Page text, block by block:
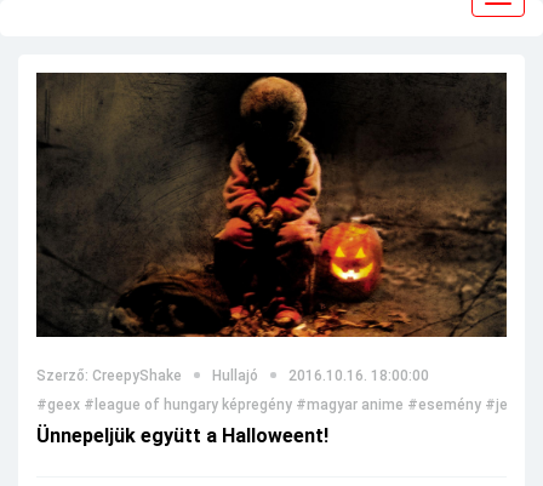
Szerző: CreepyShake Hullajó
2016.10.16. 18:00:00
#geex #league of hungary képregény #magyar anime #esemény
Ünnepeljük együtt a Halloweent!